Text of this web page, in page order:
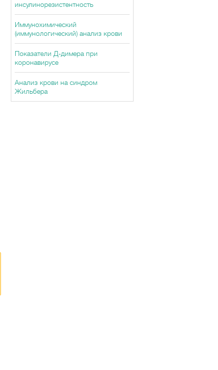
инсулинорезистентность
Иммунохимический
(иммунологический) анализ крови
Показатели Д-димера при
коронавирусе
Анализ крови на синдром
Жильбера